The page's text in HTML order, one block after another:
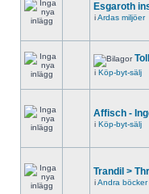
Esgaroth
iArdas miljöer
i Köp-byt-sälj
Affisch -
i Köp-byt-sälj
Trandil >
iAndra böcker